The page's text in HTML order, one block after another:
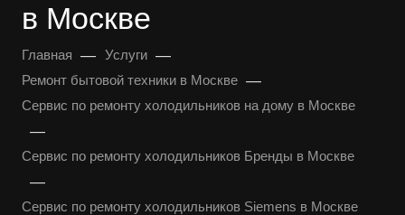
в Москве
Главная — Услуги —
Ремонт бытовой техники в Москве —
Сервис по ремонту холодильников на дому в Москве
—
Сервис по ремонту холодильников Бренды в Москве
—
Сервис по ремонту холодильников Siemens в Москве